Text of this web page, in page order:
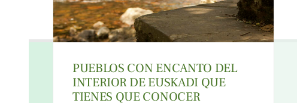
PUEBLOS CON ENCANTO DEL
INTERIOR DE EUSKADI QUE
TIENES QUE CONOCER
Suscríbete al Newsletter
Tu alojamiento en Nekatur